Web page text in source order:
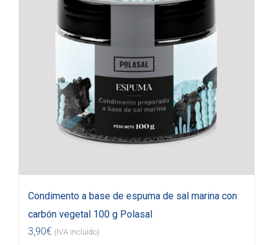
Condimento a base de espuma de sal marina con
carbón vegetal 100 g Polasal
3,90€ (IVA incluido)